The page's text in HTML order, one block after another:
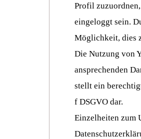
Profil
eingeloggt sein.
Möglichkeit, dies
Die Nutzung von
ansprechenden
stellt ein
f DSGVO dar.
Einzelheiten zum